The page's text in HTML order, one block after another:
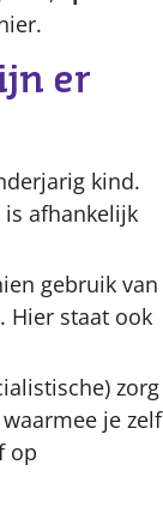
er
kind.
afhankelijk
gebruik van
Hier staat ook
zorg
je zelf
op